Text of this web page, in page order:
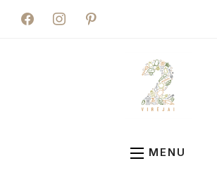
facebookinstagrampinterest
MENU